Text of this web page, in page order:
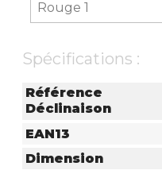
Spécifications :
Référence
Déclinaison
EAN13
Dimension